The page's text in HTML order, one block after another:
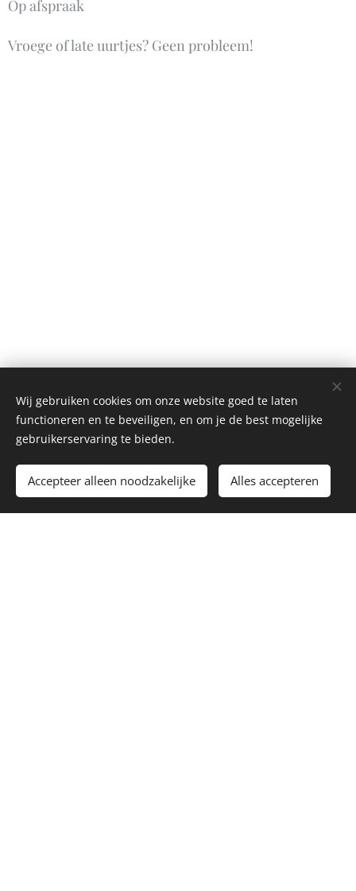
Toevoegen aan de winkelwagen
Op afspraak
Vroege of late uurtjes? Geen probleem!
Wij gebruiken cookies om onze website goed te laten
functioneren en te beveiligen, en om je de best mogelijke
gebruikerservaring te bieden.
Accepteer alleen noodzakelijke Alles accepteren